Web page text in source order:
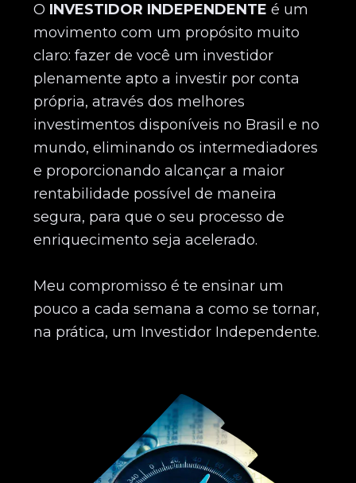
O INVESTIDOR INDEPENDENTE é um
movimento com um propósito muito
claro: fazer de você um investidor
plenamente apto a investir por conta
própria, através dos melhores
investimentos disponíveis no Brasil e no
mundo, eliminando os intermediadores
e proporcionando alcançar a maior
rentabilidade possível de maneira
segura, para que o seu processo de
enriquecimento seja acelerado.
Meu compromisso é te ensinar um
pouco a cada semana a como se tornar,
na prática, um Investidor Independente.